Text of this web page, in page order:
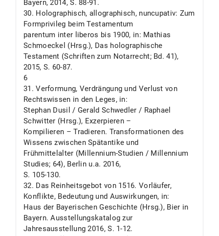
Bayern, 2014, S. 88-91.
30. Holographisch, allographisch, nuncupativ: Zum
Formprivileg beim Testamentum
parentum inter liberos bis 1900, in: Mathias
Schmoeckel (Hrsg.), Das holographische
Testament (Schriften zum Notarrecht; Bd. 41),
2015, S. 60-87.
6
31. Verformung, Verdrängung und Verlust von
Rechtswissen in den Leges, in:
Stephan Dusil / Gerald Schwedler / Raphael
Schwitter (Hrsg.), Exzerpieren –
Kompilieren – Tradieren. Transformationen des
Wissens zwischen Spätantike und
Frühmittelalter (Millennium-Studien / Millennium
Studies; 64), Berlin u.a. 2016,
S. 105-130.
32. Das Reinheitsgebot von 1516. Vorläufer,
Konflikte, Bedeutung und Auswirkungen, in:
Haus der Bayerischen Geschichte (Hrsg.), Bier in
Bayern. Ausstellungskatalog zur
Jahresausstellung 2016, S. 1-12.